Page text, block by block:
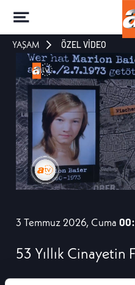
YAŞAM ÖZEL VİDEO
3 Temmuz 2026, Cuma
53 Yıllık Cinayetin
53 Yıllık Cinayetin Faili